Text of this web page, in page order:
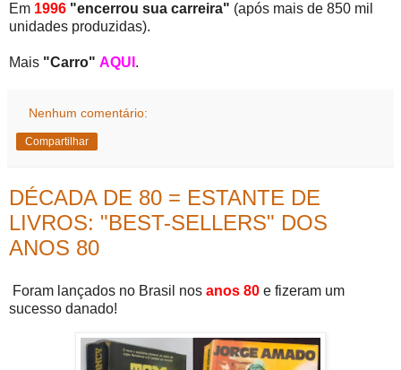
Em 1996 "encerrou sua carreira" (após mais de 850 mil
unidades produzidas).
Mais "Carro" AQUI .
Nenhum comentário:
Compartilhar
DÉCADA DE 80 = ESTANTE DE
LIVROS: "BEST-SELLERS" DOS
ANOS 80
Foram lançados no Brasil nos anos 80 e fizeram um
sucesso danado!